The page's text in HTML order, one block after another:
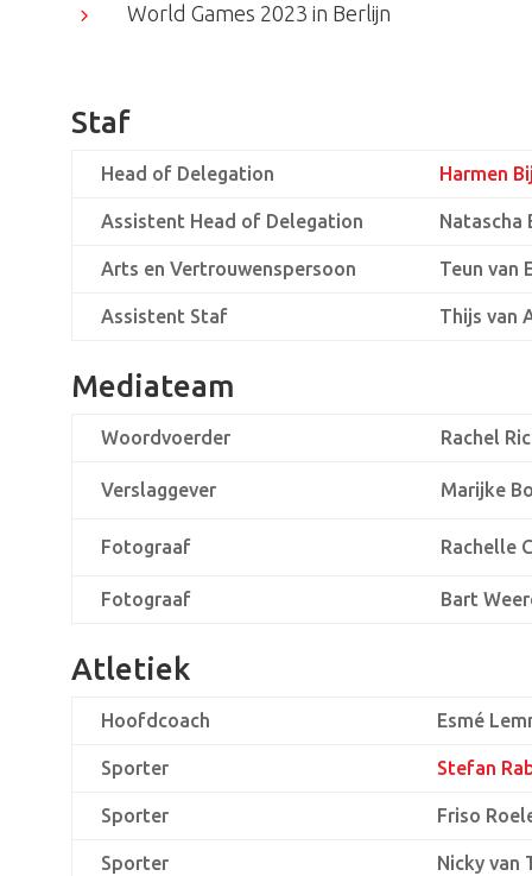
5
World Games 2023 in Berlijn
Staf
Head of Delegation Harmen
Assistent Head of Delegation Natascha
Arts en Vertrouwenspersoon Teun van
Assistent Staf Thijs van
Mediateam
Woordvoerder Rachel
Verslaggever Marijke
Fotograaf Rachelle
Fotograaf Bart
Atletiek
Hoofdcoach Esmé
Sporter Stefan
Sporter Friso
Sporter Nicky van